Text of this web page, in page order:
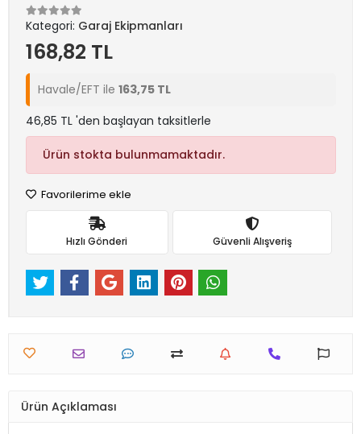
Kategori: Garaj Ekipmanları
168,82 TL
Havale/EFT ile 163,75 TL
46,85 TL 'den başlayan taksitlerle
Ürün stokta bulunmamaktadır.
Favorilerime ekle
Hızlı Gönderi Güvenli Alışveriş
Ürün Açıklaması